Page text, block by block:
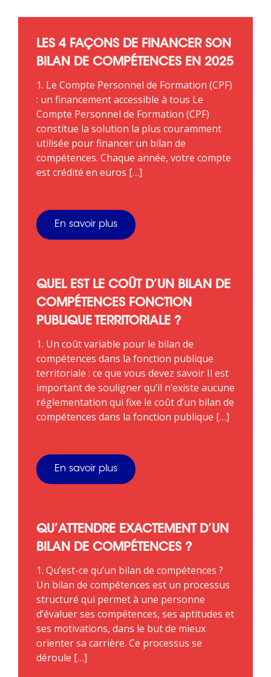
LES 4 FAÇONS DE FINANCER SON
BILAN DE COMPÉTENCES EN 2025
1. Le Compte Personnel de Formation (CPF)
: un financement accessible à tous Le
Compte Personnel de Formation (CPF)
constitue la solution la plus couramment
utilisée pour financer un bilan de
compétences. Chaque année, votre compte
est crédité en euros […]
En savoir plus
QUEL EST LE COÛT D’UN BILAN DE
COMPÉTENCES FONCTION
PUBLIQUE TERRITORIALE ?
1. Un coût variable pour le bilan de
compétences dans la fonction publique
territoriale : ce que vous devez savoir Il est
important de souligner qu’il n’existe aucune
réglementation qui fixe le coût d’un bilan de
compétences dans la fonction publique […]
En savoir plus
QU’ATTENDRE EXACTEMENT D’UN
BILAN DE COMPÉTENCES ?
1. Qu’est-ce qu’un bilan de compétences ?
Un bilan de compétences est un processus
structuré qui permet à une personne
d’évaluer ses compétences, ses aptitudes et
ses motivations, dans le but de mieux
orienter sa carrière. Ce processus se
déroule […]